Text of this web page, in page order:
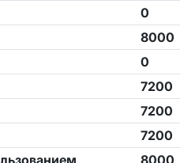
0
8000
0
7200
7200
7200
8000